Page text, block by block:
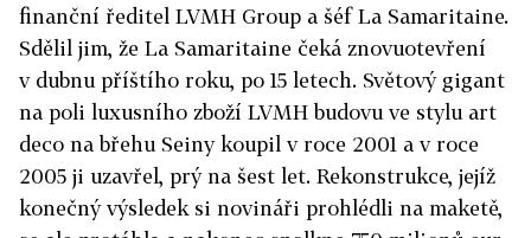
finanční ředitel LVMH Group a šéf La Samaritaine.
Sdělil jim, že La Samaritaine čeká znovuotevření
v dubnu příštího roku, po 15 letech. Světový gigant
na poli luxusního zboží LVMH budovu ve stylu art
deco na břehu Seiny koupil v roce 2001 a v roce
2005 ji uzavřel, prý na šest let. Rekonstrukce, jejíž
konečný výsledek si novináři prohlédli na maketě,